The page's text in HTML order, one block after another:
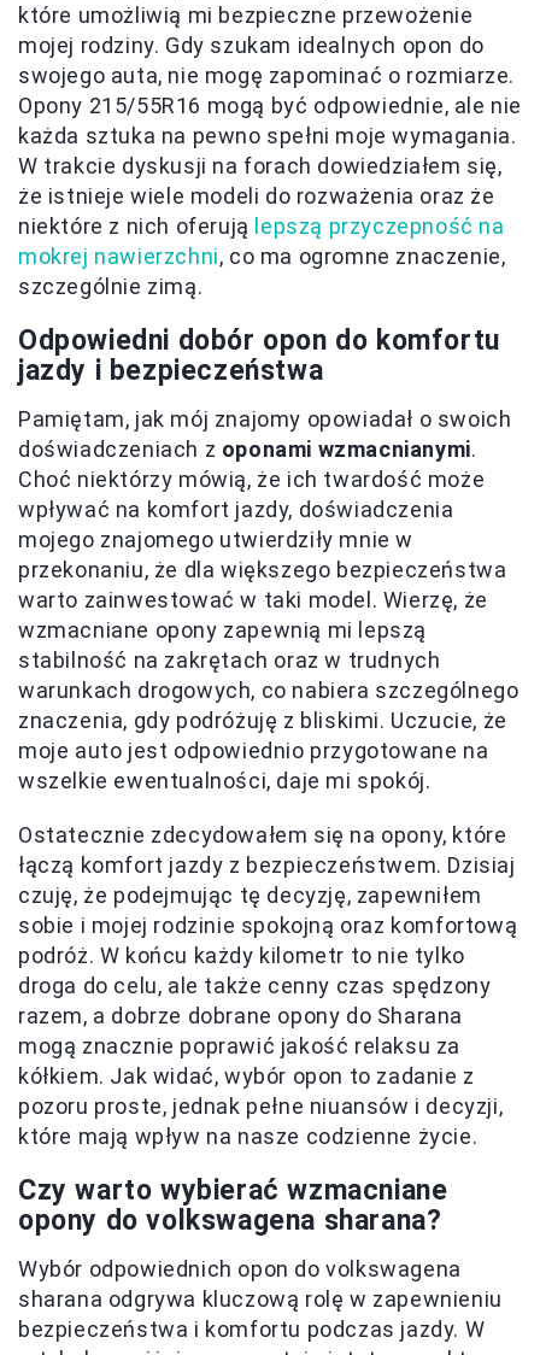
które umożliwią mi bezpieczne przewożenie
mojej rodziny. Gdy szukam idealnych opon do
swojego auta, nie mogę zapominać o rozmiarze.
Opony 215/55R16 mogą być odpowiednie, ale nie
każda sztuka na pewno spełni moje wymagania.
W trakcie dyskusji na forach dowiedziałem się,
że istnieje wiele modeli do rozważenia oraz że
niektóre z nich oferują lepszą przyczepność na
mokrej nawierzchni, co ma ogromne znaczenie,
szczególnie zimą.
Odpowiedni dobór opon do komfortu
jazdy i bezpieczeństwa
Pamiętam, jak mój znajomy opowiadał o swoich
doświadczeniach z oponami wzmacnianymi.
Choć niektórzy mówią, że ich twardość może
wpływać na komfort jazdy, doświadczenia
mojego znajomego utwierdziły mnie w
przekonaniu, że dla większego bezpieczeństwa
warto zainwestować w taki model. Wierzę, że
wzmacniane opony zapewnią mi lepszą
stabilność na zakrętach oraz w trudnych
warunkach drogowych, co nabiera szczególnego
znaczenia, gdy podróżuję z bliskimi. Uczucie, że
moje auto jest odpowiednio przygotowane na
wszelkie ewentualności, daje mi spokój.
Ostatecznie zdecydowałem się na opony, które
łączą komfort jazdy z bezpieczeństwem. Dzisiaj
czuję, że podejmując tę decyzję, zapewniłem
sobie i mojej rodzinie spokojną oraz komfortową
podróż. W końcu każdy kilometr to nie tylko
droga do celu, ale także cenny czas spędzony
razem, a dobrze dobrane opony do Sharana
mogą znacznie poprawić jakość relaksu za
kółkiem. Jak widać, wybór opon to zadanie z
pozoru proste, jednak pełne niuansów i decyzji,
które mają wpływ na nasze codzienne życie.
Czy warto wybierać wzmacniane
opony do volkswagena sharana?
Wybór odpowiednich opon do volkswagena
sharana odgrywa kluczową rolę w zapewnieniu
bezpieczeństwa i komfortu podczas jazdy. W